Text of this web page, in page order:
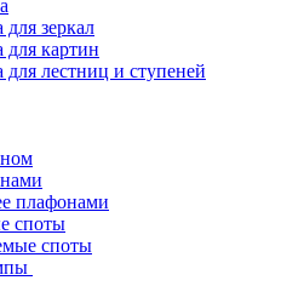
для зеркал
для картин
для лестниц и ступеней
плафонами
споты
споты